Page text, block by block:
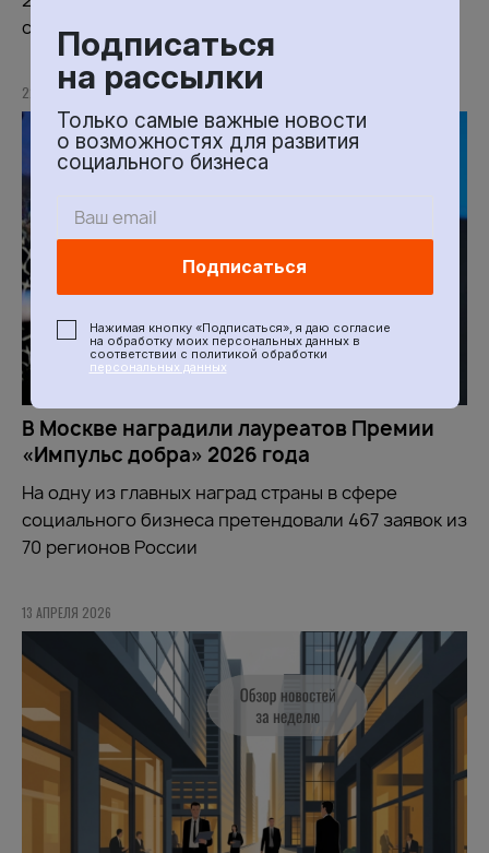
социального бизнеса
22 МАЯ 2026
В Москве наградили лауреатов Премии
«Импульс добра» 2026 года
На одну из главных наград страны в сфере
социального бизнеса претендовали 467 заявок из
70 регионов России
13 АПРЕЛЯ 2026
Подписаться
на рассылки
Только самые важные новости
о возможностях для развития
социального бизнеса
Подписаться
Нажимая кнопку «Подписаться», я даю согласие
на обработку моих персональных данных в
соответствии с политикой обработки
персональных данных